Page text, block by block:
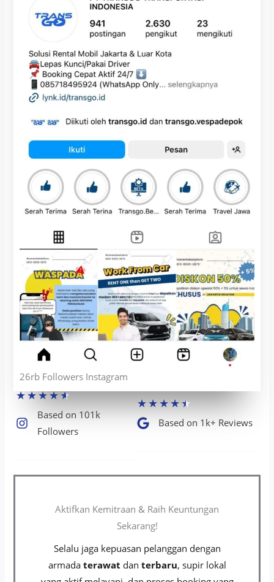
26rb Followers Instagram
★★★★★
Based on 101k
Followers​
★★★★★
Based on 1k+ Reviews​
Aktifkan Kemitraan & Raih Keuntungan
Sekarang!
Selalu jaga kepuasan pelanggan dengan
armada terawat dan terbaru, supir lokal